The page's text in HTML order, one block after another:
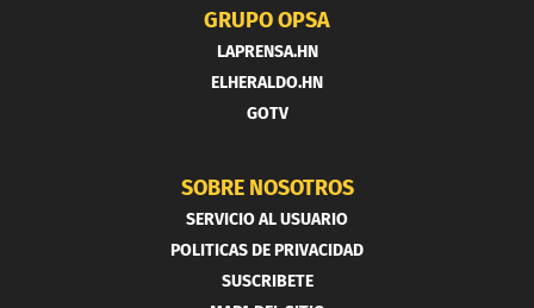
GRUPO OPSA
LAPRENSA.HN
ELHERALDO.HN
GOTV
SOBRE NOSOTROS
SERVICIO AL USUARIO
POLITICAS DE PRIVACIDAD
SUSCRIBETE